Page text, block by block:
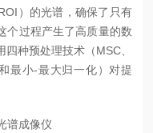
）的光谱，确保了只有
个过程产生了高质量的数
种预处理技术（MSC、
最小-最大归一化）对提